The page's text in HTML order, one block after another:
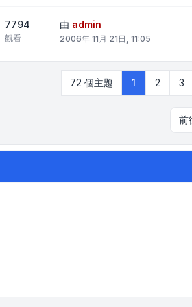
7794
觀看
由 admin
2006年 11月 21日, 11:05
72 個主題 1 2 3
前